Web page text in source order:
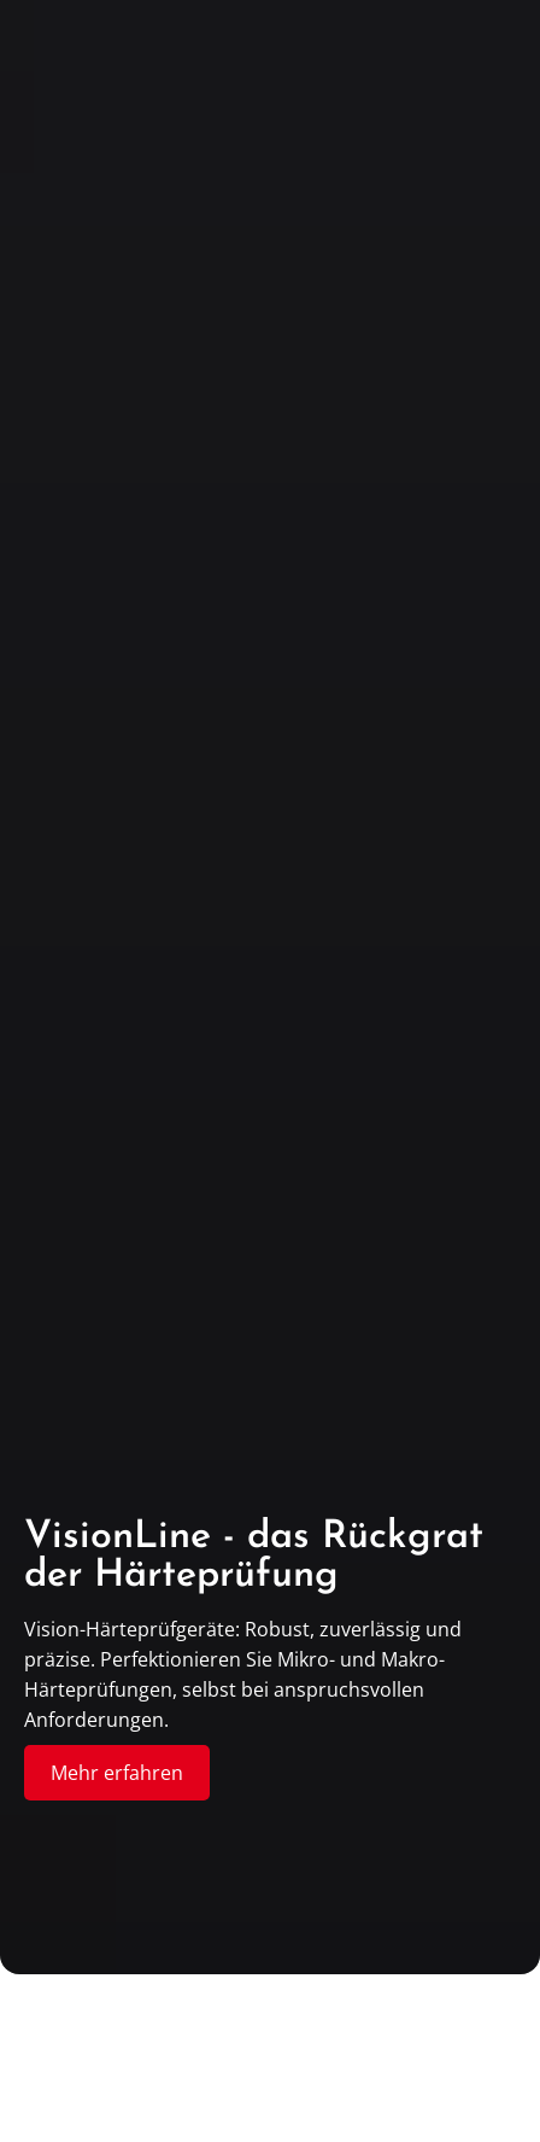
VisionLine - das Rückgrat
der Härteprüfung
Vision-Härteprüfgeräte: Robust, zuverlässig und
präzise. Perfektionieren Sie Mikro- und Makro-
Härteprüfungen, selbst bei anspruchsvollen
Anforderungen.
Mehr erfahren